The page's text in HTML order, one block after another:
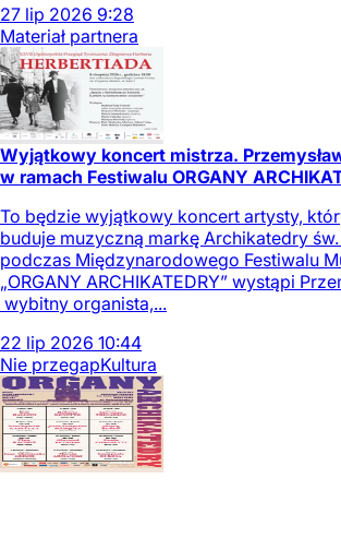
27 lip 2026 9:28
Materiał partnera
Wyjątkowy koncert mistrza.
w ramach Festiwalu ORGANY
To będzie wyjątkowy koncert artysty,
buduje muzyczną markę Archikatedry
podczas Międzynarodowego Festiwalu
„ORGANY ARCHIKATEDRY” wystąpi
wybitny organista,...
22 lip 2026 10:44
Nie przegapKultura